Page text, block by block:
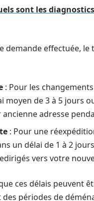
sont les
demande effectuée,
: Pour les
moyen de 3 à 5 jours
adresse
: Pour une
un délai de 1 à 2
vers votre
ces délais peuvent
périodes de